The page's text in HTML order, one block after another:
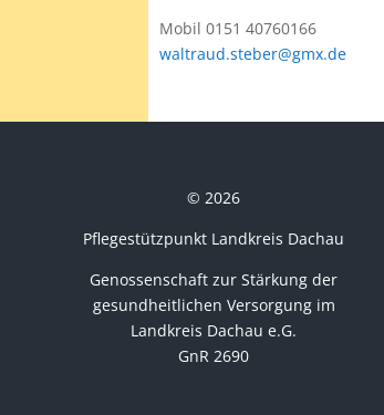
Mobil 0151 40760166
waltraud.steber@gmx.de
© 2026
Pflegestützpunkt Landkreis Dachau
Genossenschaft zur Stärkung der
gesundheitlichen Versorgung im
Landkreis Dachau e.G.
GnR 2690